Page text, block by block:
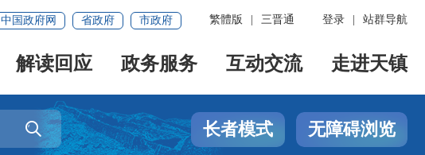
登录 站群导航
繁體版 三晋通
中国政府网 省政府 市政府
解读回应 政务服务 互动交流 走进天镇
 长者模式 无障碍浏览